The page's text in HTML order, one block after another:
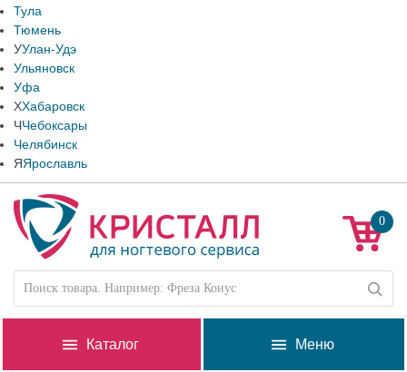
Тула
Тюмень
УУлан-Удэ
Ульяновск
Уфа
ХХабаровск
ЧЧебоксары
Челябинск
ЯЯрославль
0
Каталог Меню